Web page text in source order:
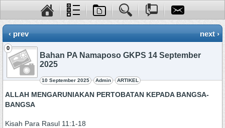
‹ prev next ›
0
Bahan PA Namaposo GKPS 14 September
2025
10 September 2025 Admin ARTIKEL
ALLAH MENGARUNIAKAN PERTOBATAN KEPADA BANGSA-
BANGSA
Kisah Para Rasul 11:1-18